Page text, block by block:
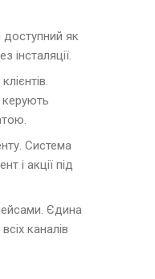
доступний як
інсталяції.
керують
Система
і акції під
Єдина
каналів